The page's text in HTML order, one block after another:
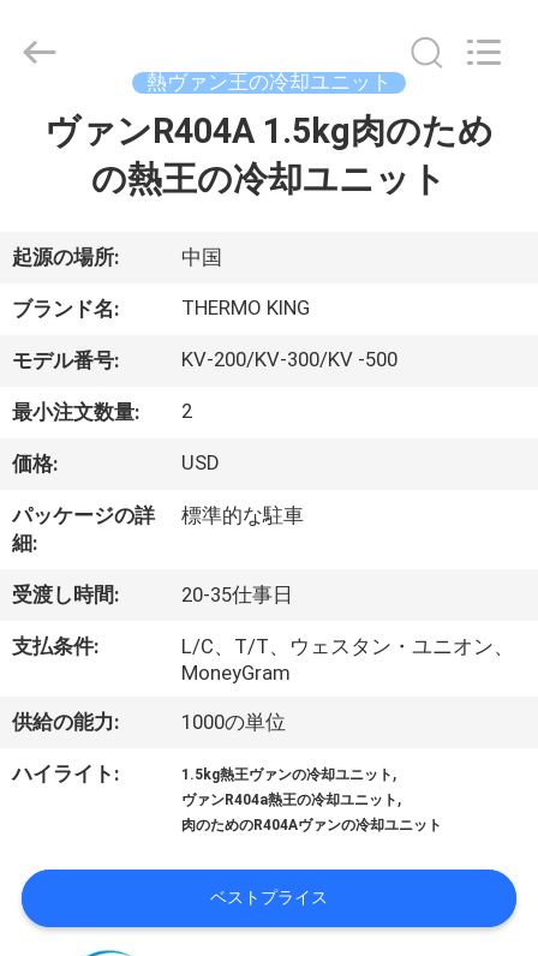
製
品
わ
た
た
ち
に
い
て
工
場
2026
LIMITED.
熱ヴァン王の冷却ユニット
ヴァンR404A 1.5kg肉のため
の熱王の冷却ユニット
起源の場所: 中国
ブランド名: THERMO KING
モデル番号: KV-200/KV-300/KV -500
最小注文数量: 2
価格: USD
パッケージの詳
細:
標準的な駐車
受渡し時間: 20-35仕事日
支払条件:
L/C、T/T、ウェスタン・ユニオン、
MoneyGram
供給の能力: 1000の単位
ハイライト: 1.5kg熱王ヴァンの冷却ユニット ,
ヴァンR404a熱王の冷却ユニット ,
肉のためのR404Aヴァンの冷却ユニット
ベストプライス